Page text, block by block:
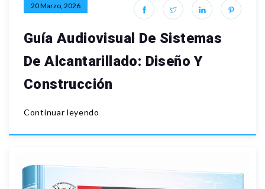
20 Marzo, 2026
Guía Audiovisual De Sistemas
De Alcantarillado: Diseño Y
Construcción
Continuar leyendo